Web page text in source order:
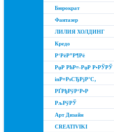
Бюрократ
Фантазер
ЛИЛИЯ ХОЛДИНГ
Кредо
Р‘РёР”Р¶Рё
РџР РћР¤-РџР Р•РЎРЎ
inР¤РѕСЂРјР°С‚
РҐРђРўР‘Р•Р
РљРўРЎ
Арт Дизайн
CREATIVIKI